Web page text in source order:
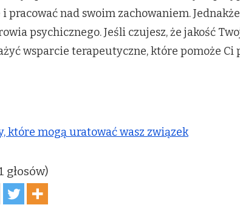
pracować nad swoim zachowaniem.
psychicznego. Jeśli czujesz, że jakość
wsparcie terapeutyczne, które pomoże
które mogą uratować wasz związek
głosów)